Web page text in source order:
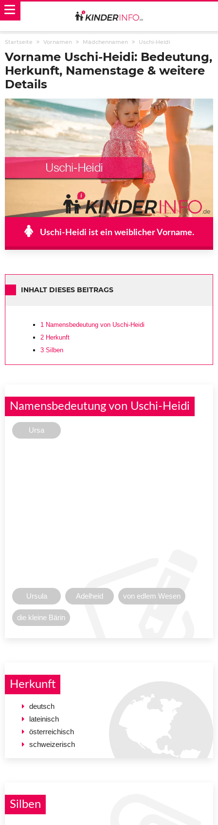
Startseite Vornamen Mädchennamen Uschi-Heidi
Vorname Uschi-Heidi: Bedeutung,
Herkunft, Namenstage & weitere
Details
Uschi-Heidi ist ein weiblicher Vorname.
INHALT DIESES BEITRAGS
1 Namensbedeutung von Uschi-Heidi
2 Herkunft
3 Silben
Namensbedeutung von Uschi-Heidi
Ursa
Ursula Adelheid von edlem Wesen
die kleine Bärin
Herkunft
deutsch
lateinisch
österreichisch
schweizerisch
Silben